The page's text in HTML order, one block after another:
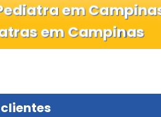
em
em Campinas